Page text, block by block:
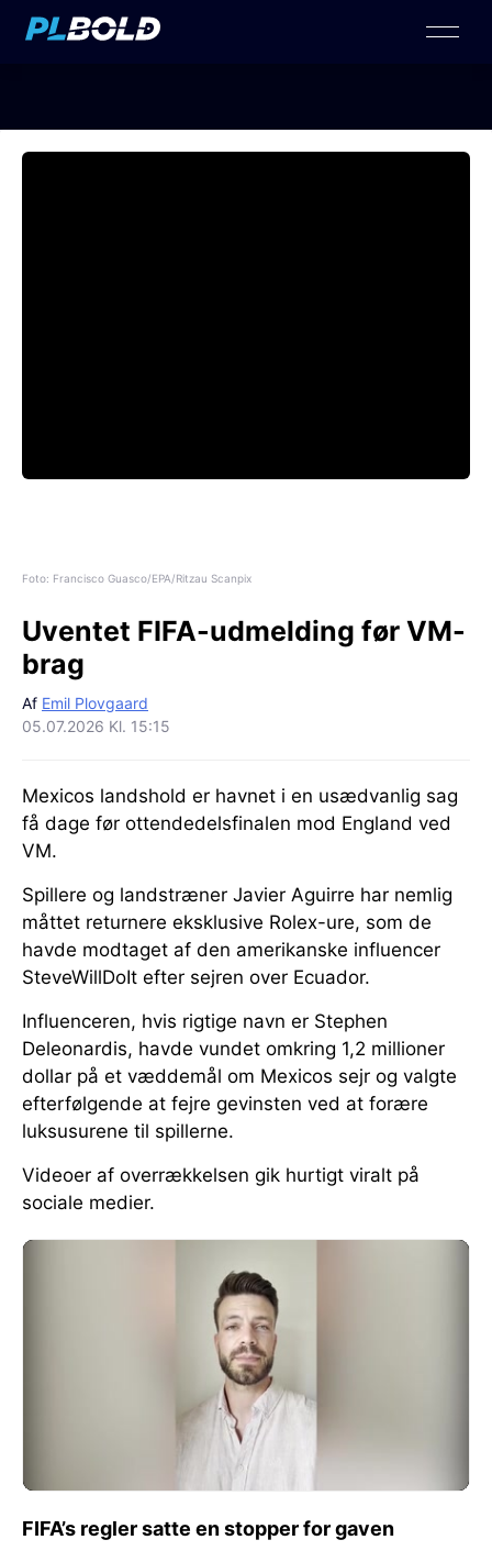
Foto: Francisco Guasco/EPA/Ritzau Scanpix
Uventet FIFA-udmelding før VM-
brag
Af Emil Plovgaard
05.07.2026 Kl. 15:15
Mexicos landshold er havnet i en usædvanlig sag
få dage før ottendedelsfinalen mod England ved
VM.
Spillere og landstræner Javier Aguirre har nemlig
måttet returnere eksklusive Rolex-ure, som de
havde modtaget af den amerikanske influencer
SteveWillDoIt efter sejren over Ecuador.
Influenceren, hvis rigtige navn er Stephen
Deleonardis, havde vundet omkring 1,2 millioner
dollar på et væddemål om Mexicos sejr og valgte
efterfølgende at fejre gevinsten ved at forære
luksusurene til spillerne.
Videoer af overrækkelsen gik hurtigt viralt på
sociale medier.
FIFA’s regler satte en stopper for gaven